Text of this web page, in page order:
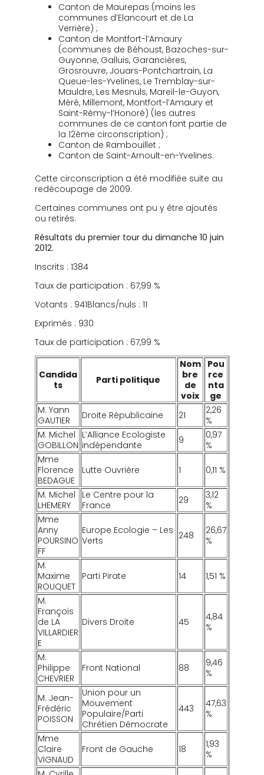
Canton de Maurepas (moins les
communes d’Elancourt et de La
Verrière) ;
Canton de Montfort-l’Amaury
(communes de Béhoust, Bazoches-sur-
Guyonne, Galluis, Garancières,
Grosrouvre, Jouars-Pontchartrain, La
Queue-les-Yvelines, Le Tremblay-sur-
Mauldre, Les Mesnuls, Mareil-le-Guyon,
Méré, Millemont, Montfort-l’Amaury et
Saint-Rémy-l’Honoré) (les autres
communes de ce canton font partie de
la 12ème circonscription) ;
Canton de Rambouillet ;
Canton de Saint-Arnoult-en-Yvelines.
Cette circonscription a été modifiée suite au
redécoupage de 2009.
Certaines communes ont pu y être ajoutés
ou retirés.
Résultats du premier tour du dimanche 10 juin
2012.
Inscrits : 1384
Taux de participation : 67,99 %
Votants : 941Blancs/nuls : 11
Exprimés : 930
Taux de participation : 67,99 %
Candida
ts
Parti politique
Nom
bre
de
voix
Pou
rce
nta
ge
M. Yann
GAUTIER
Droite Républicaine 21
2,26
%
M. Michel
GOBILLON
L’Alliance Ecologiste
indépendante
9
0,97
%
Mme
Florence
BEDAGUE
Lutte Ouvrière 1 0,11 %
M. Michel
LHEMERY
Le Centre pour la
France
29
3,12
%
Mme
Anny
POURSINO
FF
Europe Ecologie – Les
Verts
248
26,67
%
M.
Maxime
ROUQUET
Parti Pirate 14 1,51 %
M.
François
de LA
VILLARDIER
E
Divers Droite 45
4,84
%
M.
Philippe
CHEVRIER
Front National 88
9,46
%
M. Jean-
Frédéric
POISSON
Union pour un
Mouvement
Populaire/Parti
Chrétien Démocrate
443
47,63
%
Mme
Claire
VIGNAUD
Front de Gauche 18
1,93
%